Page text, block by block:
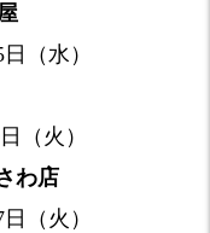
（水）
（火）
わ店
（火）